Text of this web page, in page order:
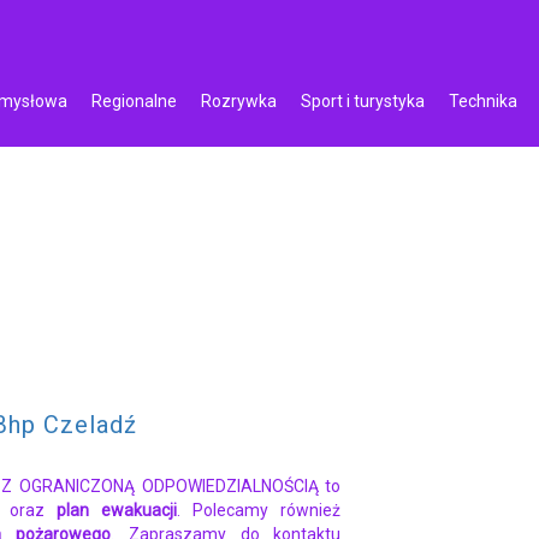
Regionalne Rozrywka Sport i turystyka Technika
Czeladź
OGRANICZONĄ ODPOWIEDZIALNOŚCIĄ to
plan ewakuacji. Polecamy również
pożarowego . Zapraszamy do kontaktu